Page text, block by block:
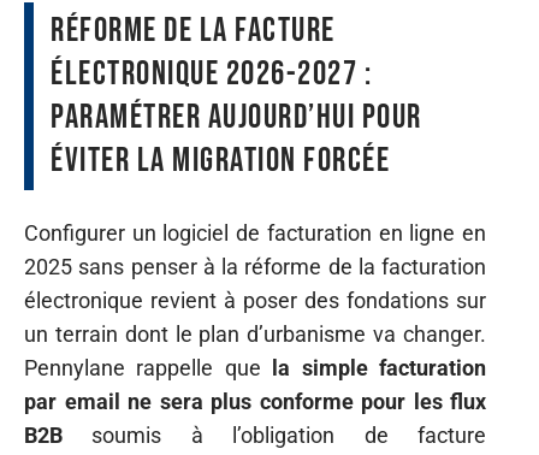
Réforme de la facture
électronique 2026-2027 :
paramétrer aujourd’hui pour
éviter la migration forcée
Configurer un logiciel de facturation en ligne en
2025 sans penser à la réforme de la facturation
électronique revient à poser des fondations sur
un terrain dont le plan d’urbanisme va changer.
Pennylane rappelle que
la simple facturation
par email ne sera plus conforme pour les flux
B2B soumis à l’obligation de facture